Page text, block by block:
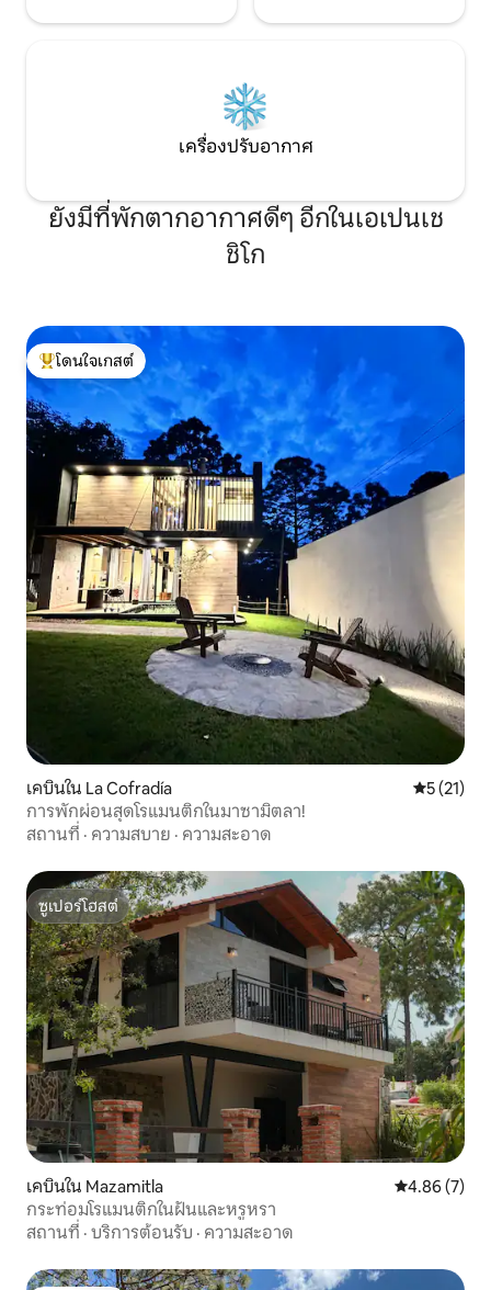
เครื่องปรับอากาศ
ยังมีที่พักตากอากาศดีๆ อีกในเอเปนเช
ชิโก
โดนใจเกสต์ที่สุด
โดนใจเกสต์
เคบินใน La Cofradía คะแนนเฉลี่
5 (21)
การพักผ่อนสุดโรแมนติกในมาซามิตลา!
สถานที่ · ความสบาย · ความสะอาด
ซูเปอร์โฮสต์
ซูเปอร์โฮสต์
เคบินใน Mazamitla คะแนนเฉลี่ย
4.86 (7)
กระท่อมโรแมนติกในฝันและหรูหรา
สถานที่ · บริการต้อนรับ · ความสะอาด